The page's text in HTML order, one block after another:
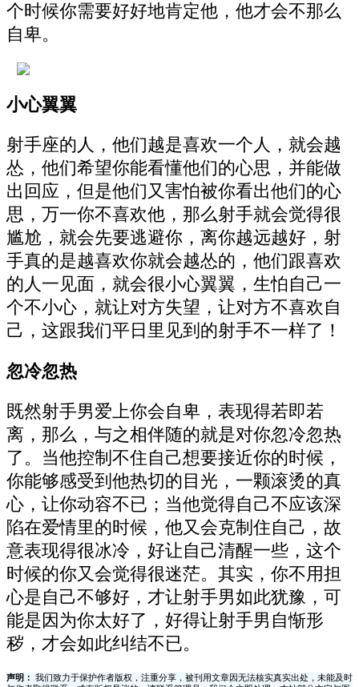
个时候你需要好好地肯定他，他才会不那么
自卑。
小心翼翼
射手座的人，他们越是喜欢一个人，就会越
怂，他们希望你能看懂他们的心思，并能做
出回应，但是他们又害怕被你看出他们的心
思，万一你不喜欢他，那么射手就会觉得很
尴尬，就会先要逃避你，离你越远越好，射
手真的是越喜欢你就会越怂的，他们跟喜欢
的人一见面，就会很小心翼翼，生怕自己一
个不小心，就让对方失望，让对方不喜欢自
己，这跟我们平日里见到的射手不一样了！
忽冷忽热
既然射手男爱上你会自卑，表现得若即若
离，那么，与之相伴随的就是对你忽冷忽热
了。当他控制不住自己想要接近你的时候，
你能够感受到他热切的目光，一颗滚烫的真
心，让你动容不已；当他觉得自己不应该深
陷在爱情里的时候，他又会克制住自己，故
意表现得很冰冷，好让自己清醒一些，这个
时候的你又会觉得很迷茫。其实，你不用担
心是自己不够好，才让射手男如此犹豫，可
能是因为你太好了，好得让射手男自惭形
秽，才会如此纠结不已。
声明：
我们致力于保护作者版权，注重分享，被刊用文章因无法核实真实出处，未能及时